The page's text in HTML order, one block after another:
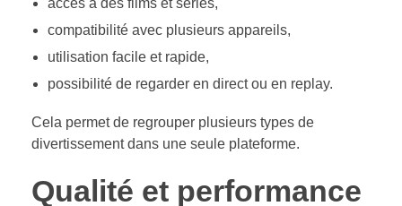
accès à des films et séries,
compatibilité avec plusieurs appareils,
utilisation facile et rapide,
possibilité de regarder en direct ou en replay.
Cela permet de regrouper plusieurs types de
divertissement dans une seule plateforme.
Qualité et performance